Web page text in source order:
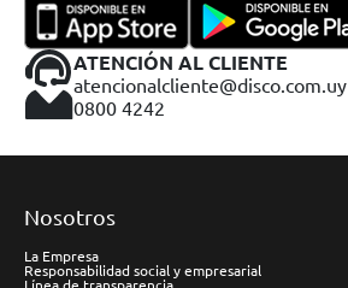
ATENCIÓN AL CLIENTE
atencionalcliente@disco.com.uy
0800 4242
Nosotros
La Empresa
Responsabilidad social y empresarial